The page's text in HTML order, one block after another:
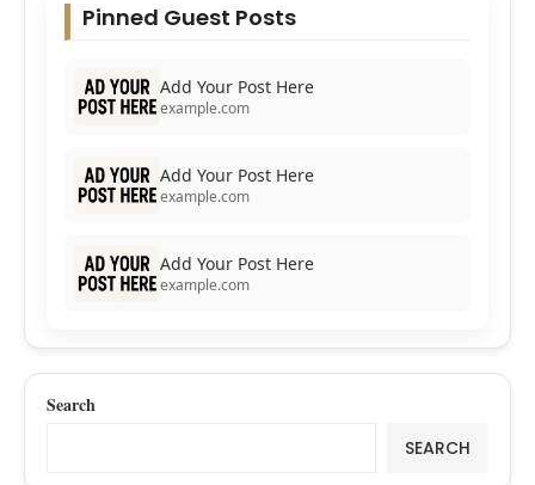
Pinned Guest Posts
Add Your Post Here
example.com
Add Your Post Here
example.com
Add Your Post Here
example.com
Search
SEARCH